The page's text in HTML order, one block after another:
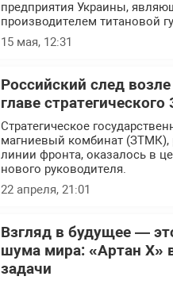
предприятия Украины,
производителем титановой
15 мая, 12:31
Российский след
главе
Стратегическое
магниевый комбинат (ЗТМК),
линии фронта, оказалось в
нового руководителя.
22 апреля, 21:01
Взгляд в будущее —
шума мира: «Артан Х»
задачи